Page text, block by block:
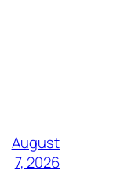
August
7, 2026